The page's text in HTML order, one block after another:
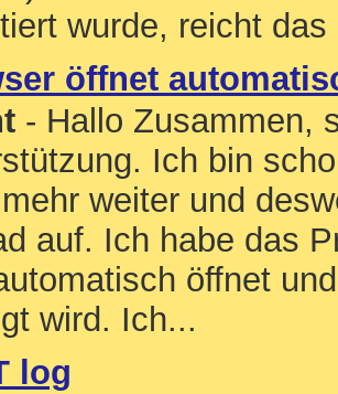
wurde, reicht
öffnet
- Hallo Zusammen,
Ich bin
weiter und
auf. Ich habe das
öffnet
wird. Ich...
log